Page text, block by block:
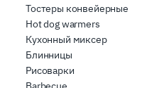
Тостеры конвейерные
Hot dog warmers
Кухонный миксер
Блинницы
Рисоварки